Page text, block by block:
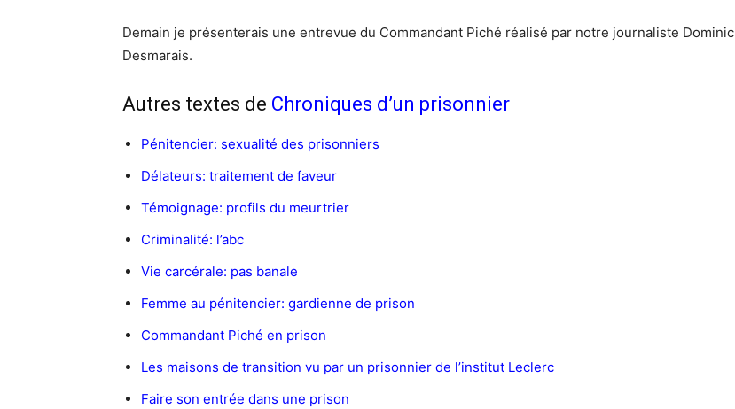
Demain je présenterais une entrevue du Commandant Piché réalisé par notre journaliste Dominic
Desmarais.
Autres textes de Chroniques d’un prisonnier
Pénitencier: sexualité des prisonniers
Délateurs: traitement de faveur
Témoignage: profils du meurtrier
Criminalité: l’abc
Vie carcérale: pas banale
Femme au pénitencier: gardienne de prison
Commandant Piché en prison
Les maisons de transition vu par un prisonnier de l’institut Leclerc
Faire son entrée dans une prison